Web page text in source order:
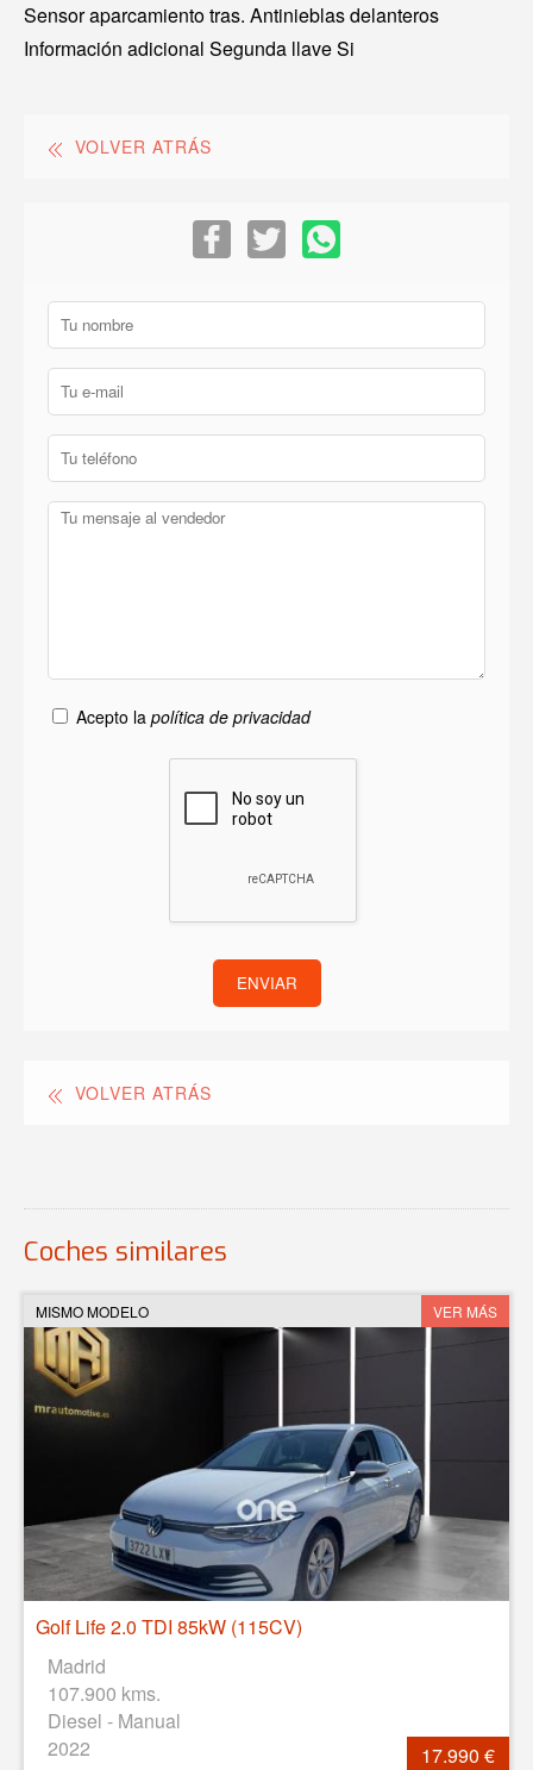
Sensor aparcamiento tras. Antinieblas delanteros
Información adicional Segunda llave Si
VOLVER ATRÁS
Acepto la política de privacidad
ENVIAR
VOLVER ATRÁS
Coches similares
MISMO MODELO VER MÁS
Golf Life 2.0 TDI 85kW (115CV)
Madrid
107.900 kms.
Diesel - Manual
2022
17.990 €